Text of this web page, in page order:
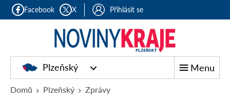
Facebook X Přihlásit se
Plzeňský Menu
Domů Plzeňský Zprávy